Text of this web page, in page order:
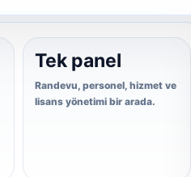
Tek panel
Randevu, personel, hizmet ve
lisans yönetimi bir arada.